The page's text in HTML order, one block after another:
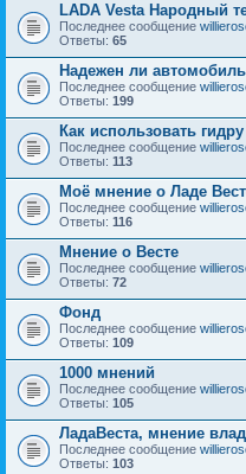
LADA Vesta Народный
Последнее сообщение
Ответы: 65
Надежен ли
Последнее сообщение
Ответы: 199
Как использовать гидру
Последнее сообщение
Ответы: 113
Моё мнение о Ладе
Последнее сообщение
Ответы: 116
Мнение о Весте
Последнее сообщение
Ответы: 72
Фонд
Последнее сообщение
Ответы: 109
1000 мнений
Последнее сообщение
Ответы: 105
ЛадаВеста, мнение
Последнее сообщение
Ответы: 103